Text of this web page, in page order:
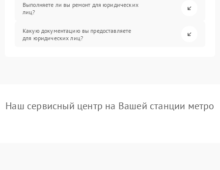
Выполняете ли вы ремонт для юридических
лиц?
Какую документацию вы предоставляете
для юридических лиц?
Наш сервисный центр на Вашей станции метро